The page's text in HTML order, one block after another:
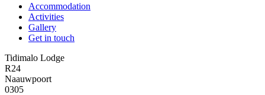
Accommodation
Activities
Gallery
Get in touch
Tidimalo Lodge
R24
Naauwpoort
0305